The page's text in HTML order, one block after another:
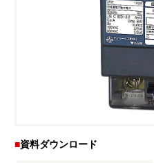
お問い合わせ
資料ダウンロード